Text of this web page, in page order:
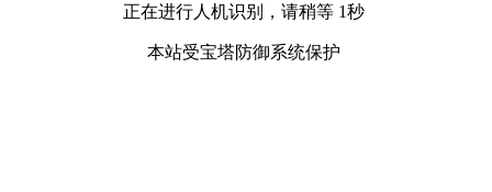
正在进行人机识别，请稍等 1秒
本站受宝塔防御系统保护